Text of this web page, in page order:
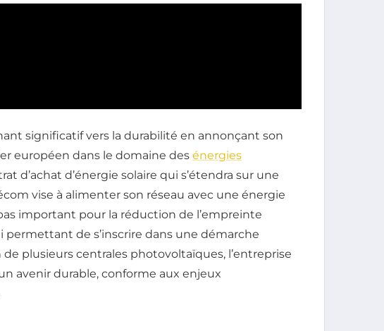
significatif vers la durabilité en annonçant son
européen dans le domaine des énergies
d’achat d’énergie solaire qui s’étendra sur une
vise à alimenter son réseau avec une énergie
important pour la réduction de l’empreinte
permettant de s’inscrire dans une démarche
de plusieurs centrales photovoltaïques, l’entreprise
avenir durable, conforme aux enjeux